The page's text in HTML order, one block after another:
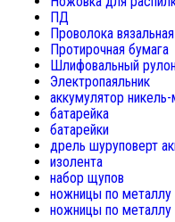
ПД
Проволока вязальная
Протирочная бумага
Шлифовальный
Электропаяльник
аккумулятор
батарейка
батарейки
дрель шуруповерт
изолента
набор щупов
ножницы по металлу
ножницы по